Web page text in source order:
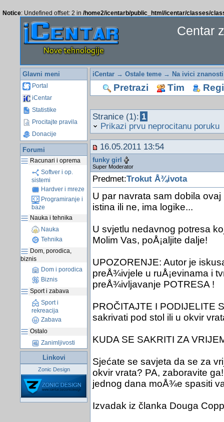
Notice: Undefined offset: 2 in /home2/icentarb/public_html/icentar/classes/
Centar
Glavni meni
Portal
iCentar
Statistike
Procitajte pravila
Donacije
Forumi
Racunari i oprema
Softver i op.
sistemi
Hardver i mreze
Programiranje i
baze
Nauka i tehnika
Nauka
Tehnika
Dom, porodica,
biznis
Dom i porodica
Biznis
Sport i zabava
Sport i
rekreacija
Zabava
Ostalo
Zanimljivosti
Linkovi
Zonic Design
iCentar→ Ostale teme→ Na ivici znanosti
Pretrazi Tim
Stranice (1): 1
Prikazi prvu neprocitanu poruku
16.05.2011 13:54
funky girl
Super Moderator
Predmet:Trokut Å¾ivota
U par navrata sam dobila
istina ili ne, ima logike...
U svjetlu nedavnog potresa
Molim Vas, poÅ¡aljite dalje!
UPOZORENJE: Autor je
preÅ¾ivjele u ruÅ¡evinama i
preÅ¾ivljavanje POTRESA !
PROČITAJTE I PODIJELITE
sakrivati pod stol ili u okvir
KUDA SE SAKRITI ZA
Sjećate se savjeta da se za
okvir vrata? PA, zaboravite
jednog dana moÅ¾e spasiti
Izvadak iz članka Douga